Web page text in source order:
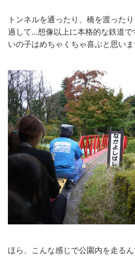
トンネルを通ったり、橋を渡った
過して…想像以上に本格的な鉄道で
いの子はめちゃくちゃ喜ぶと思いま
ほら、こんな感じで公園内を走るん